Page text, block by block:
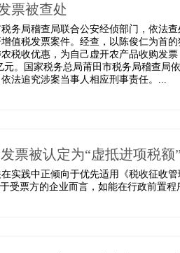
票被查处
务局稽查局联合公安经侦部门，依法
值税发票案件。经查，以陈俊仁为首
税收优惠，为自己虚开农产品收购发
元。国家税务总局莆田市税务局稽查局
法追究涉案当事人相应刑事责任。...
票被认定为“虚抵进项税
实践中正倾向于优先适用《税收征收
受票方的企业而言，如能在行政前置